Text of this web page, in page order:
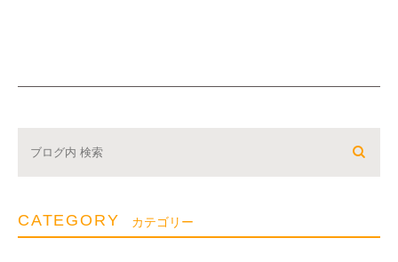
CATEGORY カテゴリー